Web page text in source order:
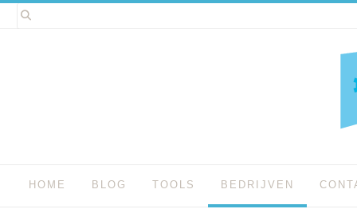
Spring
naar
HOME BLOG TOOLS BEDRIJVEN